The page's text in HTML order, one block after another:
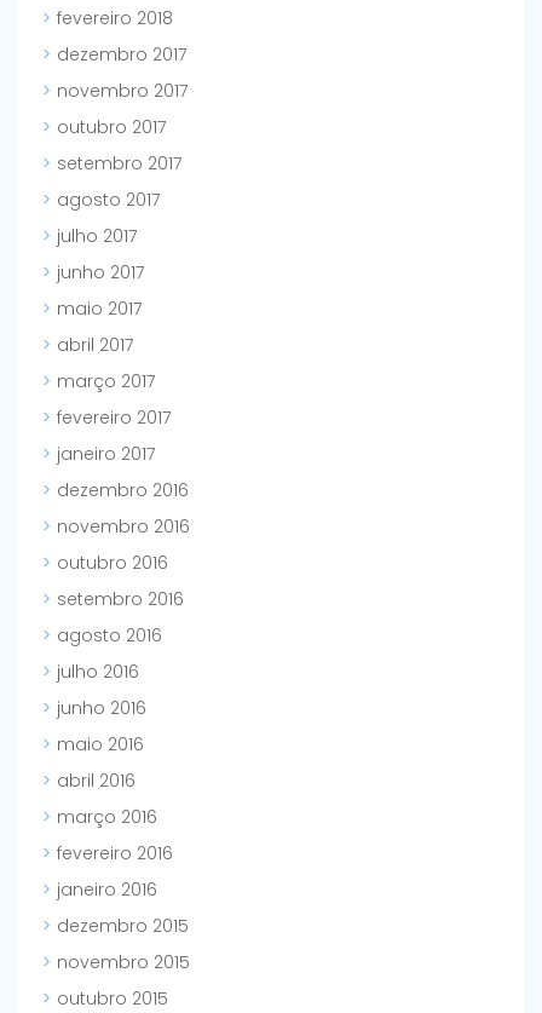
fevereiro 2018
dezembro 2017
novembro 2017
outubro 2017
setembro 2017
agosto 2017
julho 2017
junho 2017
maio 2017
abril 2017
março 2017
fevereiro 2017
janeiro 2017
dezembro 2016
novembro 2016
outubro 2016
setembro 2016
agosto 2016
julho 2016
junho 2016
maio 2016
abril 2016
março 2016
fevereiro 2016
janeiro 2016
dezembro 2015
novembro 2015
outubro 2015